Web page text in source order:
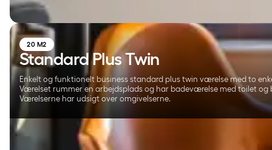
20 M2
Standard Plus Twin
Enkelt og funktionelt business standard plus twin værelse med to
Værelset rummer en arbejdsplads og har badeværelse med toilet og
Værelserne har udsigt over omgivelserne.